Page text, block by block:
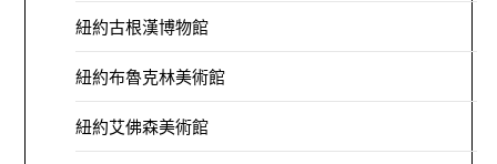
紐約古根漢博物館
紐約布魯克林美術館
紐約艾佛森美術館